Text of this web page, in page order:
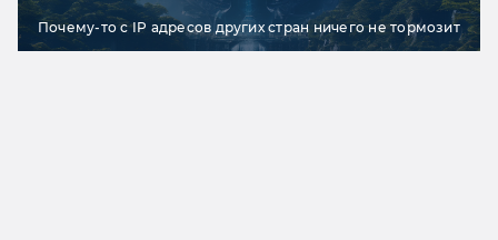
Почему-то с IP адресов других стран ничего не тормозит